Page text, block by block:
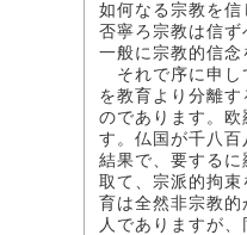
如何なる宗教を
否寧ろ宗教は信
一般に宗教的信
それで序に申し
を教育より分離
のであります。
す。仏国が千八
結果で、要する
取て、宗派的拘
育は全然非宗教
人でありますが